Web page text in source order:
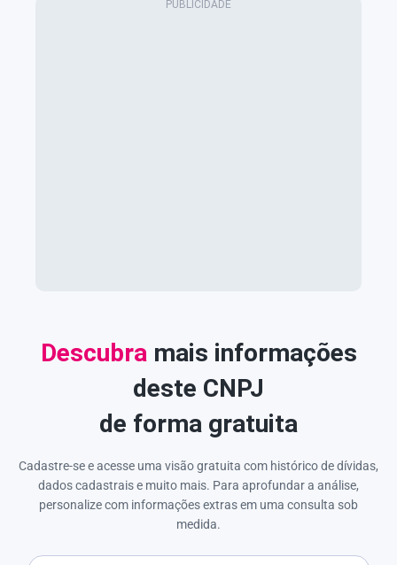
Descubramais informações
deste CNPJ
de forma gratuita
Cadastre-se e acesse uma visão gratuita com histórico de dívidas,
dados cadastrais e muito mais. Para aprofundar a análise,
personalize com informações extras em uma consulta sob
medida.